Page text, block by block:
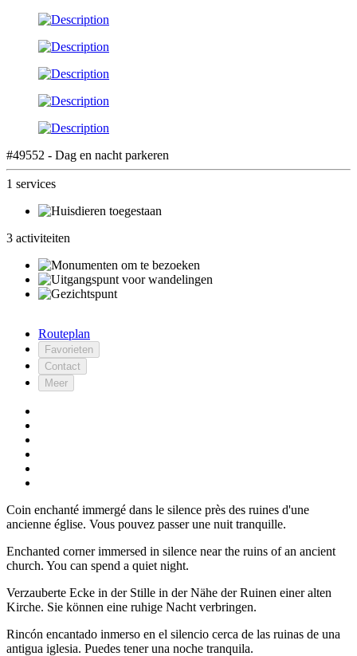
#49552 - Dag en nacht parkeren
1 services
3 activiteiten
Routeplan
Favorieten
Contact
Meer
Coin enchanté immergé dans le silence près des ruines d'une
ancienne église. Vous pouvez passer une nuit tranquille.
Enchanted corner immersed in silence near the ruins of an ancient
church. You can spend a quiet night.
Verzauberte Ecke in der Stille in der Nähe der Ruinen einer alten
Kirche. Sie können eine ruhige Nacht verbringen.
Rincón encantado inmerso en el silencio cerca de las ruinas de una
antigua iglesia. Puedes tener una noche tranquila.